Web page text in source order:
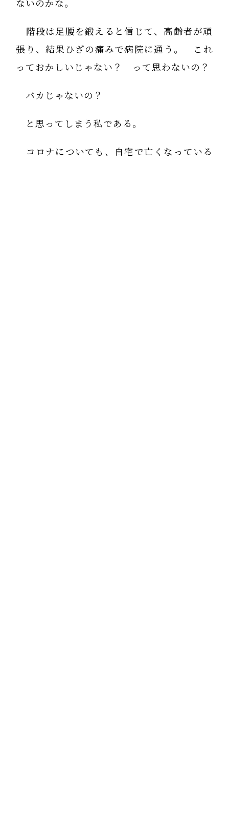
ないのかな。
階段は足腰を鍛えると信じて、高齢者が頑
張り、結果ひざの痛みで病院に通う。 これ
っておかしいじゃない？ って思わないの？
バカじゃないの？
と思ってしまう私である。
コロナについても、自宅で亡くなっている